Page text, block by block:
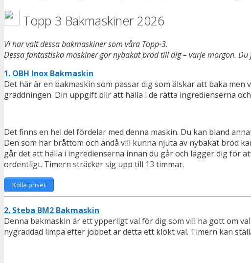
Topp 3 Bakmaskiner 2026
Vi har valt dessa bakmaskiner som våra Topp-3.
Dessa fantastiska maskiner gör nybakat bröd till dig – varje morgon.
1. OBH Inox Bakmaskin
Det här är en bakmaskin som passar dig som älskar att baka
gräddningen. Din uppgift blir att hälla i de rätta ingredienserna
Det finns en hel del fördelar med denna maskin. Du kan bland
Den som har bråttom och ändå vill kunna njuta av nybakat bröd
går det att hälla i ingredienserna innan du går och lägger dig för
ordentligt. Timern sträcker sig upp till 13 timmar.
Kolla priset
2. Steba BM2 Bakmaskin
Denna bakmaskin är ett ypperligt val för dig som vill ha gott om
nygräddad limpa efter jobbet är detta ett klokt val. Timern kan